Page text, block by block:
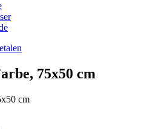
75x50 cm